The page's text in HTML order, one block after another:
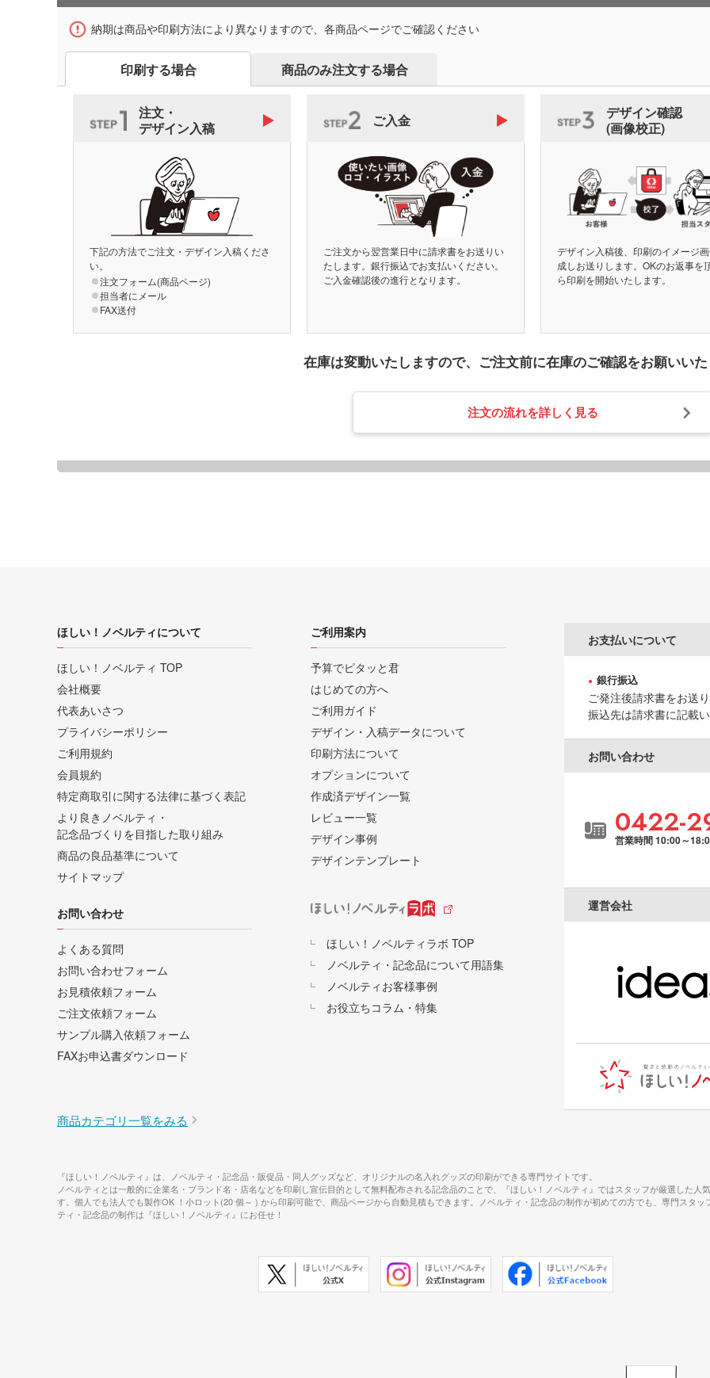
納期は商品や印刷方法により異なりますので、各商品ページでご確認ください
印刷する場合 商品のみ注文する場合
注文・
デザイン入稿
下記の方法でご注文・デザイン入稿くださ
い。
注文フォーム(商品ページ)
担当者にメール
FAX送付
ご入金
ご注文から翌営業日中に請求書をお送りい
たします。銀行振込でお支払いください。
ご入金確認後の進行となります。
デザイン確認
(画像校正)
デザイン入稿後、印刷のイメージ
成しお送りします。OKのお返事を
ら印刷を開始いたします。
在庫は変動いたしますので、 ご注文前に在庫のご確認をお願いい
注文の流れを詳しく見る
ほしい！ノベルティについて
ほしい！ノベルティ TOP
会社概要
代表あいさつ
プライバシーポリシー
ご利用規約
会員規約
特定商取引に関する法律に基づく表記
より良きノベルティ・
記念品づくりを目指した取り組み
商品の良品基準について
サイトマップ
ご利用案内
予算でピタッと君
はじめての方へ
ご利用ガイド
デザイン・入稿データについて
印刷方法について
オプションについて
作成済デザイン一覧
レビュー一覧
デザイン事例
デザインテンプレート
お問い合わせ
よくある質問
お問い合わせフォーム
お見積依頼フォーム
ご注文依頼フォーム
サンプル購入依頼フォーム
FAXお申込書ダウンロード
ほしい！ノベルティラボ TOP
ノベルティ・記念品について用語集
ノベルティお客様事例
お役立ちコラム・特集
お支払いについて
銀行振込
ご発注後請求書をお送
振込先は請求書に記載
お問い合わせ
0422-
営業時間 10:00～
運営会社
商品カテゴリ一覧をみる
『ほしい！ノベルティ』は、ノベルティ・記念品・販促品・同人グッズなど、オリジナルの名入れグッズの印刷ができる専門サイトです。
ノベルティとは一般的に企業名・ブランド名・店名などを印刷し宣伝目的として無料配布される記念品のことで、『ほしい！ノベルティ』ではスタッフが厳選した
す。個人でも法人でも製作OK ！小ロット(20 個～ ) から印刷可能で、商品ページから自動見積もできます。ノベルティ・記念品の制作が初めての方でも、専門スタ
ティ・記念品の制作は『ほしい！ノベルティ』にお任せ！